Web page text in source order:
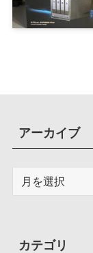
アーカイブ
ブカテゴリ